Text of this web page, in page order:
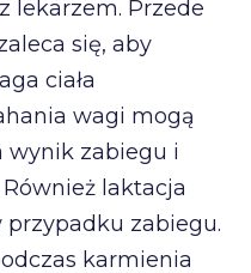
lekarzem. Przede
się, aby
ciała
wagi mogą
wynik zabiegu i
laktacja
zabiegu.
karmienia